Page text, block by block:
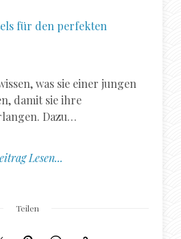
was sie einer jungen
damit sie ihre
Dazu…
Lesen...
Teilen